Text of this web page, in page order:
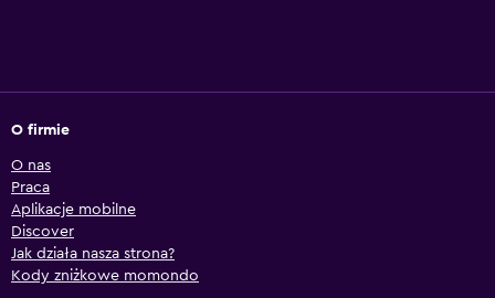
O firmie
O nas
Praca
Aplikacje mobilne
Discover
Jak działa nasza strona?
Kody zniżkowe momondo